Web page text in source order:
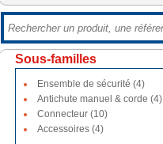
Sous-familles
Ensemble de sécurité (4)
Antichute manuel & corde (4)
Connecteur (10)
Accessoires (4)